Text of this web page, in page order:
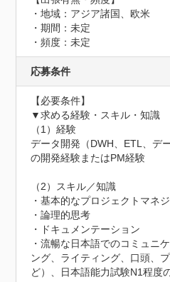
・地域：アジア諸国、欧米
・期間：未定
・頻度：未定
応募条件
【必要条件】
▼求める経験・スキル・知識
（1）経験
データ開発（DWH、ETL、デ
の開発経験またはPM経験
（2）スキル／知識
・基本的なプロジェクトマネ
・論理的思考
・ドキュメンテーション
・流暢な日本語でのコミュニ
ング、ライティング、口頭、
ど）、日本語能力試験N1程度